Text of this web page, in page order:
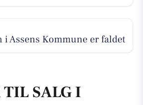
Assens Kommune er faldet
SALG I